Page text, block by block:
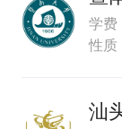
学费
性质
汕